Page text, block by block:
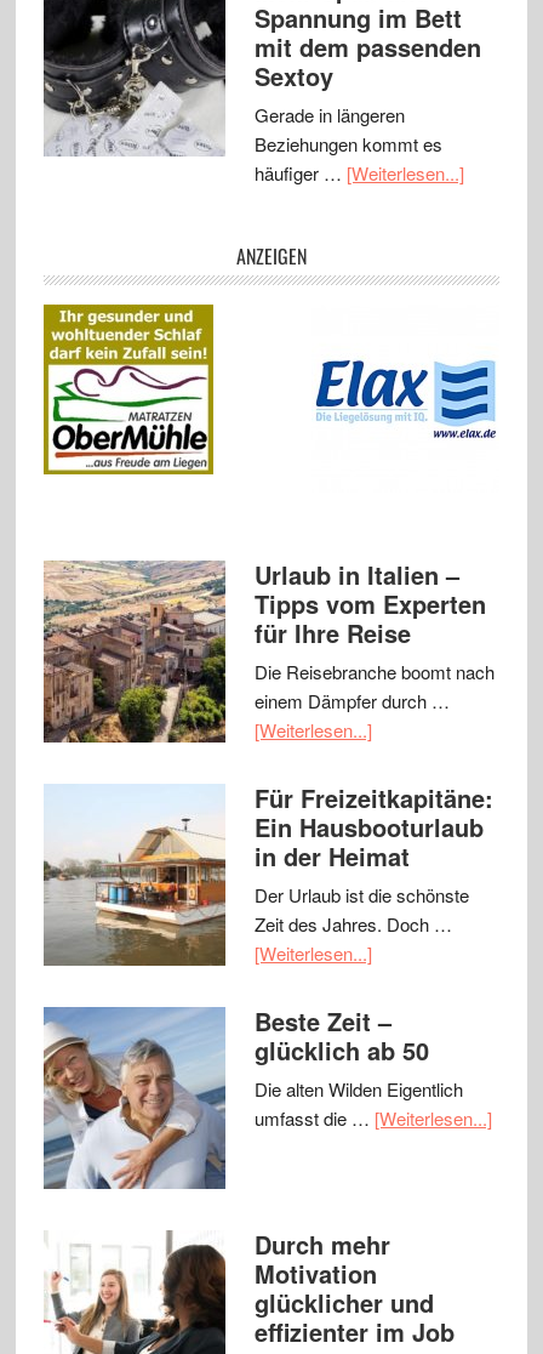
Spannung im Bett
mit dem passenden
Sextoy
Gerade in längeren
Beziehungen kommt es
häufiger … [Weiterlesen...]
ANZEIGEN
Urlaub in Italien –
Tipps vom Experten
für Ihre Reise
Die Reisebranche boomt nach
einem Dämpfer durch …
[Weiterlesen...]
Für Freizeitkapitäne:
Ein Hausbooturlaub
in der Heimat
Der Urlaub ist die schönste
Zeit des Jahres. Doch …
[Weiterlesen...]
Beste Zeit –
glücklich ab 50
Die alten Wilden Eigentlich
umfasst die … [Weiterlesen...]
Durch mehr
Motivation
glücklicher und
effizienter im Job